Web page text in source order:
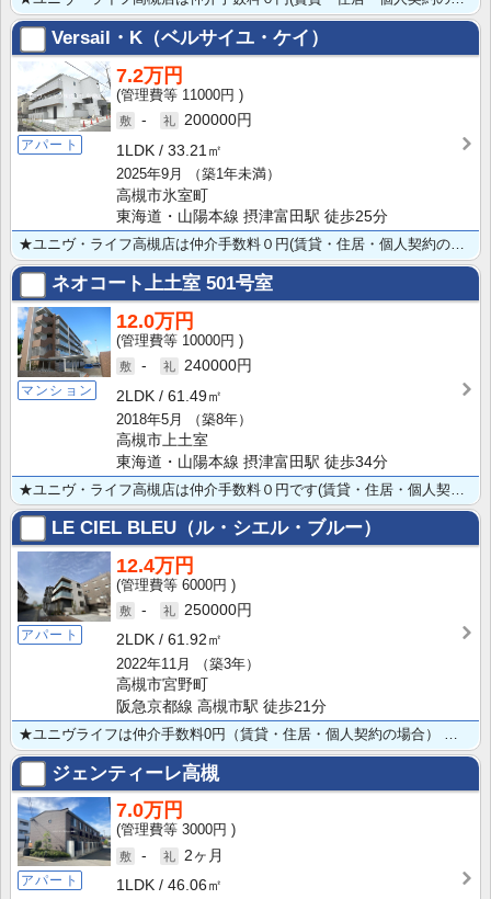
Versail・K（ベルサイユ・ケイ）
アパート
7.2万円
11000円
-
200000円
1LDK
33.21㎡
2025年9月
（築1年未満）
高槻市氷室町
東海道・山陽本線 摂津富田駅 徒歩25分
★ユニヴ・ライフ高槻店は仲介手数料０円(賃貸・住居・個人契約の場合) ★ペット可（小型犬・猫最大2匹･･･
ネオコート上土室 501号室
マンション
12.0万円
10000円
-
240000円
2LDK
61.49㎡
2018年5月
（築8年）
高槻市上土室
東海道・山陽本線 摂津富田駅 徒歩34分
★ユニヴ・ライフ高槻店は仲介手数料０円です(賃貸・住居・個人契約の場合)★ 小型犬1匹飼育可能！★･･･
LE CIEL BLEU（ル・シエル・ブルー）
アパート
12.4万円
6000円
-
250000円
2LDK
61.92㎡
2022年11月
（築3年）
高槻市宮野町
阪急京都線 高槻市駅 徒歩21分
★ユニヴライフは仲介手数料0円（賃貸・住居・個人契約の場合） ★ペット（小型犬1頭）飼育可の2LDK･･･
ジェンティーレ高槻
アパート
7.0万円
3000円
-
2ヶ月
1LDK
46.06㎡